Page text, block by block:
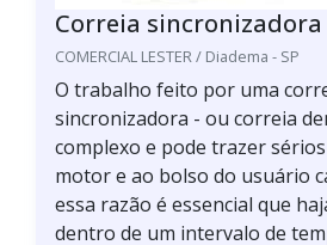
Correia sincronizadora
COMERCIAL LESTER / Diadema - SP
O trabalho feito por uma
sincronizadora - ou correia
complexo e pode trazer
motor e ao bolso do usuário
essa razão é essencial que
dentro de um intervalo de